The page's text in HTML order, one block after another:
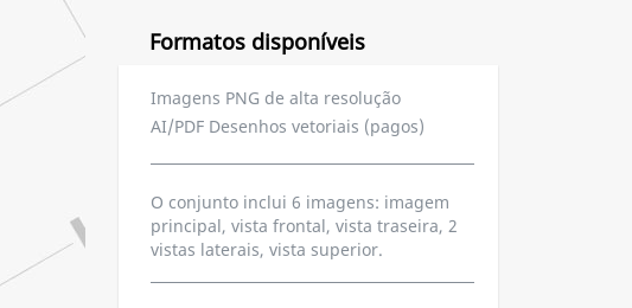
Formatos disponíveis
Imagens PNG de alta resolução
AI/PDF Desenhos vetoriais (pagos)
O conjunto inclui 6 imagens: imagem
principal, vista frontal, vista traseira, 2
vistas laterais, vista superior.